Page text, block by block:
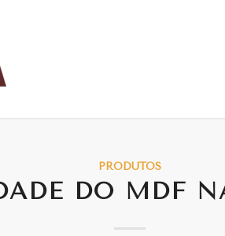
PRODUTOS
DO MDF